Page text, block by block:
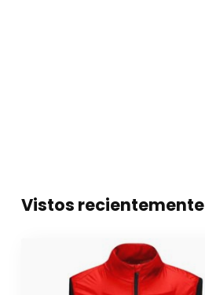
Vistos recientemente